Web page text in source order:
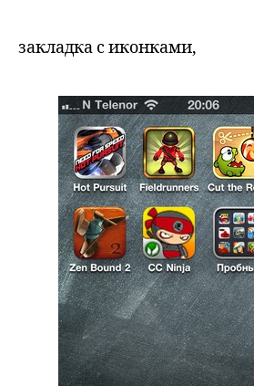
закладка с иконками,